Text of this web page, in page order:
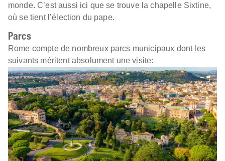
monde. C’est aussi ici que se trouve la chapelle Sixtine,
où se tient l’élection du pape.
Parcs
Rome compte de nombreux parcs municipaux dont les
suivants méritent absolument une visite: